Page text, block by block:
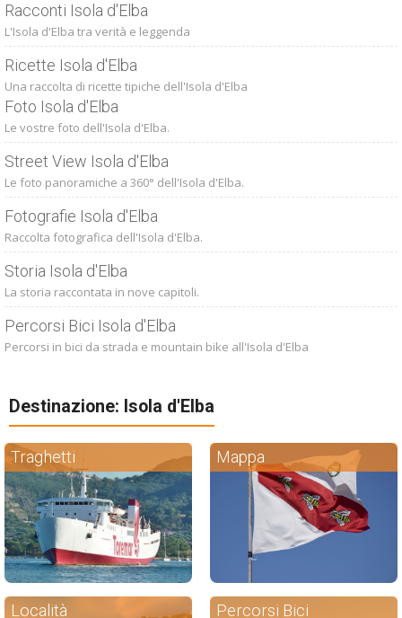
Racconti Isola d'Elba
L'Isola d'Elba tra verità e leggenda
Ricette Isola d'Elba
Una raccolta di ricette tipiche dell'Isola d'Elba
Foto Isola d'Elba
Le vostre foto dell'Isola d'Elba.
Street View Isola d'Elba
Le foto panoramiche a 360° dell'Isola d'Elba.
Fotografie Isola d'Elba
Raccolta fotografica dell'Isola d'Elba.
Storia Isola d'Elba
La storia raccontata in nove capitoli.
Percorsi Bici Isola d'Elba
Percorsi in bici da strada e mountain bike all'Isola d'Elba
Destinazione: Isola d'Elba
Traghetti Mappa
Località Percorsi Bici